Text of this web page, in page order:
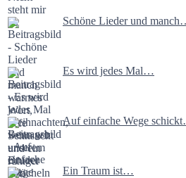
Schöne Lieder und
Es wird jedes Mal…
Auf einfache Wege
Ein Traum ist…